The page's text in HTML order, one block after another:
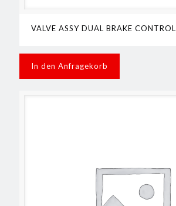
VALVE ASSY DUAL BRAKE CONTROL
In den Anfragekorb